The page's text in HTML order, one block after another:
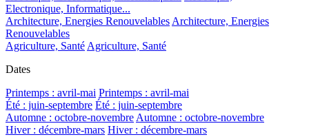
Electronique, Informatique...
Architecture, Energies RenouvelablesArchitecture, Energies
Renouvelables
Agriculture, SantéAgriculture, Santé
Dates
Printemps : avril-mai Printemps : avril-mai
Été : juin-septembre Été : juin-septembre
Automne : octobre-novembreAutomne : octobre-novembre
Hiver : décembre-mars Hiver : décembre-mars